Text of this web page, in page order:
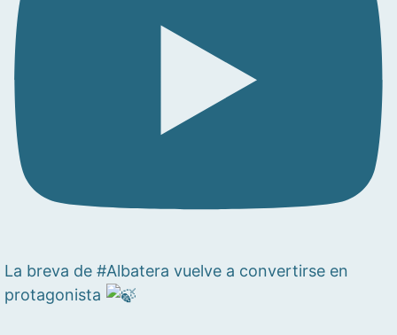
La breva de #Albatera vuelve a convertirse en
protagonista